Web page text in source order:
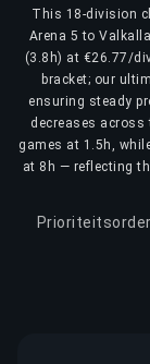
This 18-division
Arena 5 to
(3.8h) at €26.77/
bracket; our
ensuring steady
decreases
games at 1.5h,
at 8h — reflecting